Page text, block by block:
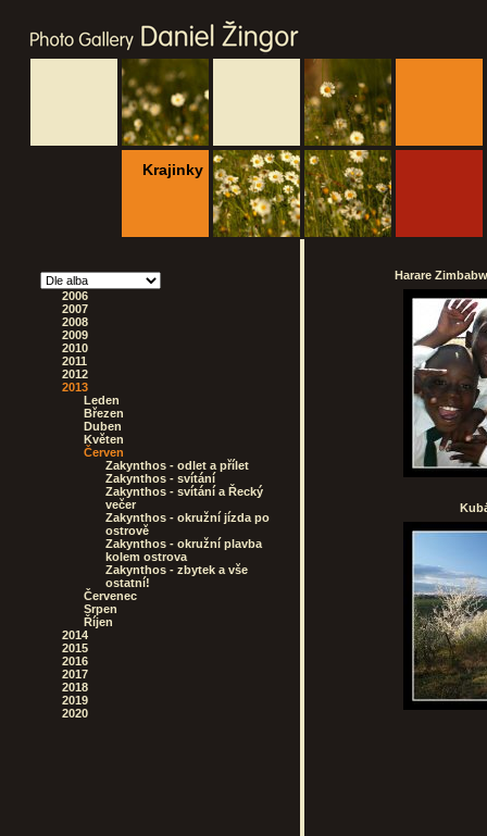
Krajinky
2006
2007
2008
2009
2010
2011
2012
2013
Leden
Březen
Duben
Květen
Červen
Zakynthos - odlet a přílet
Zakynthos - svítání
Zakynthos - svítání a Řecký
večer
Zakynthos - okružní jízda po
ostrově
Zakynthos - okružní plavba
kolem ostrova
Zakynthos - zbytek a vše
ostatní!
Červenec
Srpen
Říjen
2014
2015
2016
2017
2018
2019
2020
Harare